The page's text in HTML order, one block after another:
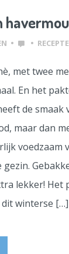
• •
met twee
En het
de smaak
maar dan
voedzaam
lekker! Het
winterse […]